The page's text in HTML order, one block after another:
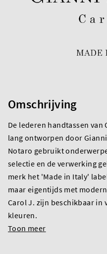
Omschrijving
De lederen handtassen
lang ontworpen door
Notaro gebruikt
selectie en de verwerking
merk het 'Made in Italy'
maar eigentijds met
Carol J. zijn beschikbaar in
kleuren.
Toon meer